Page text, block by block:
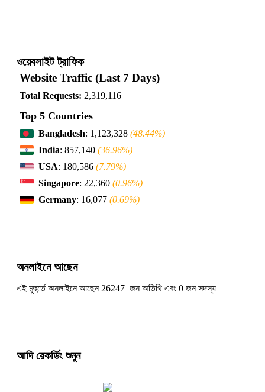
ওয়েবসাইট ট্রাফিক
Website Traffic (Last 7 Days)
Total Requests: 2,319,116
Top 5 Countries
Bangladesh: 1,123,328 (48.44%)
India: 857,140 (36.96%)
USA: 180,586 (7.79%)
Singapore: 22,360 (0.96%)
Germany: 16,077 (0.69%)
অনলাইনে আছেন
এই মুহুর্তে অনলাইনে আছেন 26247 জন অতিথি এবং 0 জন সদস্য
আদি রেকর্ডিং শুনুন